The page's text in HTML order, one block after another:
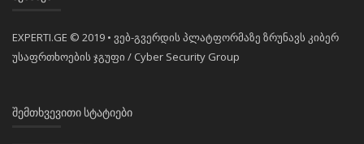
EXPERTI.GE © 2019 • ვებ-გვერდის პლატფორმაზე ზრუნავს კიბერ
უსაფრთხოების ჯგუფი / Cyber Security Group
ᲨᲔᲛᲗᲮᲕᲔᲕᲘᲗᲘ ᲡᲢᲐᲢᲘᲔᲑᲘ